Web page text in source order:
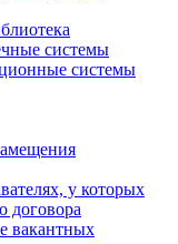
системы
системы
у которых
договора
вакантных